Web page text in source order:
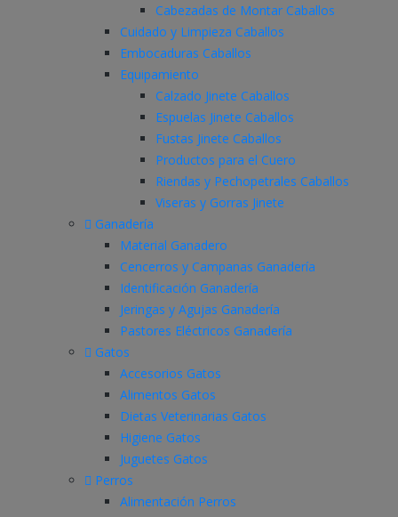
Cabezadas de Montar Caballos
Cuidado y Limpieza Caballos
Embocaduras Caballos
Equipamiento
Calzado Jinete Caballos
Espuelas Jinete Caballos
Fustas Jinete Caballos
Productos para el Cuero
Riendas y Pechopetrales Caballos
Viseras y Gorras Jinete
Ganadería
Material Ganadero
Cencerros y Campanas Ganadería
Identificación Ganadería
Jeringas y Agujas Ganadería
Pastores Eléctricos Ganadería
Gatos
Accesorios Gatos
Alimentos Gatos
Dietas Veterinarias Gatos
Higiene Gatos
Juguetes Gatos
Perros
Alimentación Perros